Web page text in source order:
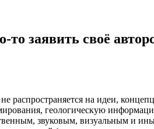
заявить своё
распространяется на идеи,
геологическую
звуковым, визуальным и